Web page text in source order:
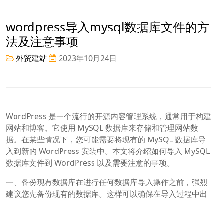
wordpress导入mysql数据库文件的方
法及注意事项
外贸建站 2023年10月24日
WordPress 是一个流行的开源内容管理系统，通常用于构建
网站和博客。它使用 MySQL 数据库来存储和管理网站数
据。在某些情况下，您可能需要将现有的 MySQL 数据库导
入到新的 WordPress 安装中。本文将介绍如何导入 MySQL
数据库文件到 WordPress 以及需要注意的事项。
一、备份现有数据库在进行任何数据库导入操作之前，强烈
建议您先备份现有的数据库。这样可以确保在导入过程中出